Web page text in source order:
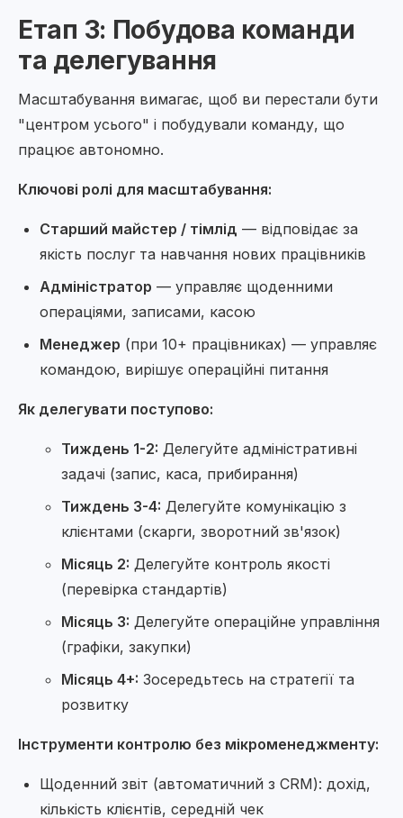
Етап 3: Побудова команди
та делегування
Масштабування вимагає, щоб ви перестали бути
"центром усього" і побудували команду, що
працює автономно.
Ключові ролі для масштабування:
Старший майстер / тімлід — відповідає за
якість послуг та навчання нових працівників
Адміністратор — управляє щоденними
операціями, записами, касою
Менеджер (при 10+ працівниках) — управляє
командою, вирішує операційні питання
Як делегувати поступово:
Тиждень 1-2: Делегуйте адміністративні
задачі (запис, каса, прибирання)
Тиждень 3-4: Делегуйте комунікацію з
клієнтами (скарги, зворотний зв'язок)
Місяць 2: Делегуйте контроль якості
(перевірка стандартів)
Місяць 3: Делегуйте операційне управління
(графіки, закупки)
Місяць 4+: Зосередьтесь на стратегії та
розвитку
Інструменти контролю без мікроменеджменту:
Щоденний звіт (автоматичний з CRM): дохід,
кількість клієнтів, середній чек